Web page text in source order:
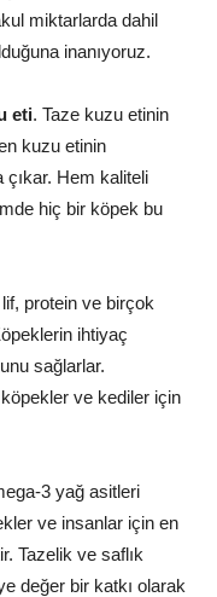
miktarlarda dahil
inanıyoruz.
eti. Taze kuzu etinin
kuzu etinin
çıkar. Hem kaliteli
hiç bir köpek bu
protein ve birçok
ihtiyaç
sağlarlar.
ve kediler için
3 yağ asitleri
ve insanlar için en
Tazelik ve saflık
değer bir katkı olarak